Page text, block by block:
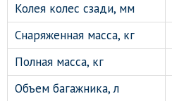
Колея колес сзади, мм
Снаряженная масса, кг
Полная масса, кг
Объем багажника, л